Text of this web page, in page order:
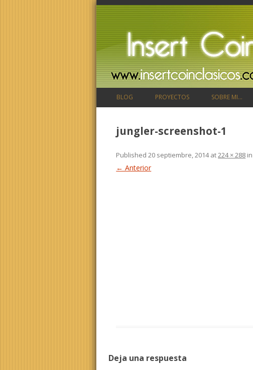
BLOG PROYECTOS SOBRE MI…
jungler-screenshot-1
Published20 septiembre, 2014at224 × 288 in
← Anterior
Deja una respuesta